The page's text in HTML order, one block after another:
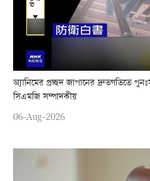
অ্যানিমের প্রচ্ছদ জাপানের দ্রুতগতিতে
সিএমজি সম্পাদকীয়
06-Aug-2026